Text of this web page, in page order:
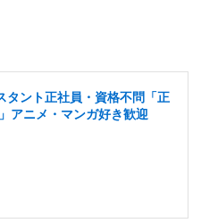
ント正社員・資格不問「正
アニメ・マンガ好き歓迎